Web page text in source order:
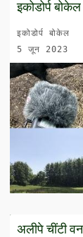
इकोडोर्प बोकेल
इकोडोर्प बोकेल
5 जून 2023
अलीपे चींटी वन